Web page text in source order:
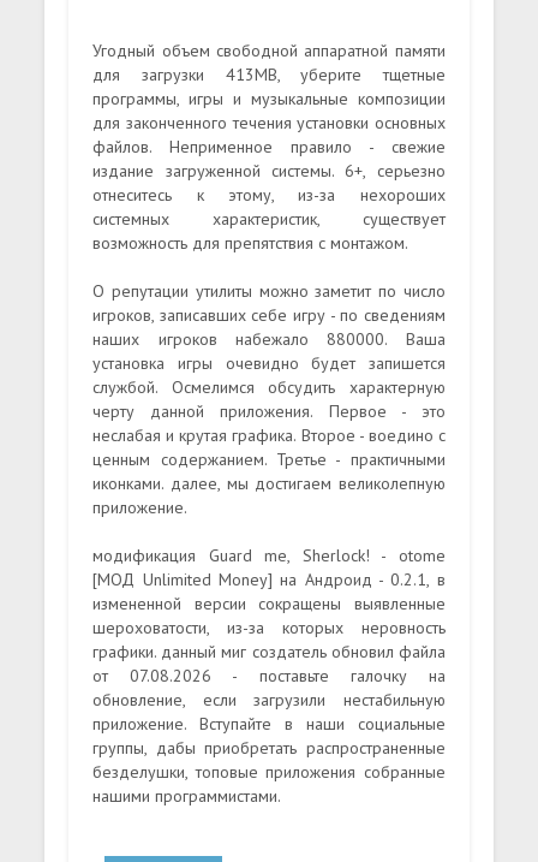
Угодный объем свободной аппаратной памяти
для загрузки 413MB, уберите тщетные
программы, игры и музыкальные композиции
для законченного течения установки основных
файлов. Неприменное правило - свежие
издание загруженной системы. 6+, серьезно
отнеситесь к этому, из-за нехороших
системных характеристик, существует
возможность для препятствия с монтажом.
О репутации утилиты можно заметит по число
игроков, записавших себе игру - по сведениям
наших игроков набежало 880000. Ваша
установка игры очевидно будет запишется
службой. Осмелимся обсудить характерную
черту данной приложения. Первое - это
неслабая и крутая графика. Второе - воедино с
ценным содержанием. Третье - практичными
иконками. далее, мы достигаем великолепную
приложение.
модификация Guard me, Sherlock! - otome
[МОД Unlimited Money] на Андроид - 0.2.1, в
измененной версии сокращены выявленные
шероховатости, из-за которых неровность
графики. данный миг создатель обновил файла
от 07.08.2026 - поставьте галочку на
обновление, если загрузили нестабильную
приложение. Вступайте в наши социальные
группы, дабы приобретать распространенные
безделушки, топовые приложения собранные
нашими программистами.